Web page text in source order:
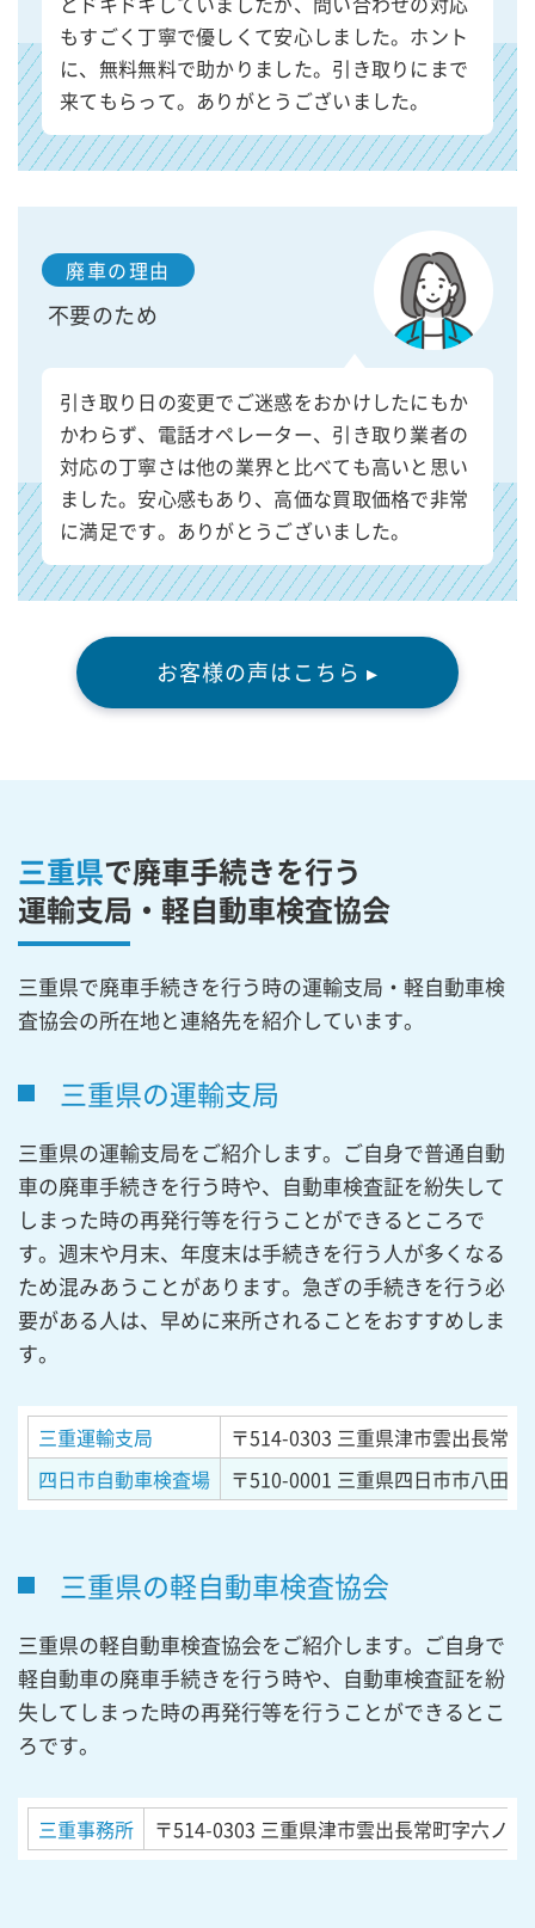
もすごく丁寧で優しくて安心しました。ホント
に、無料無料で助かりました。引き取りにまで
来てもらって。ありがとうございました。
廃車の理由
不要のため
引き取り日の変更でご迷惑をおかけしたにもか
かわらず、電話オペレーター、引き取り業者の
対応の丁寧さは他の業界と比べても高いと思い
ました。安心感もあり、高価な買取価格で非常
に満足です。ありがとうございました。
お客様の声はこちら ▸
三重県で廃車手続きを行う
運輸支局・軽自動車検査協会
三重県で廃車手続きを行う時の運輸支局・軽自動車検
査協会の所在地と連絡先を紹介しています。
三重県の運輸支局
三重県の運輸支局をご紹介します。ご自身で普通自動
車の廃車手続きを行う時や、自動車検査証を紛失して
しまった時の再発行等を行うことができるところで
す。週末や月末、年度末は手続きを行う人が多くなる
ため混みあうことがあります。急ぎの手続きを行う必
要がある人は、早めに来所されることをおすすめしま
す。
三重運輸支局 〒514-0303 三重県津市雲出長常
四日市自動車検査場
〒510-0001 三重県四日市市八田3
三重県の軽自動車検査協会
三重県の軽自動車検査協会をご紹介します。ご自身で
軽自動車の廃車手続きを行う時や、自動車検査証を紛
失してしまった時の再発行等を行うことができるとこ
ろです。
三重事務所 〒514-0303 三重県津市雲出長常町字六ノ